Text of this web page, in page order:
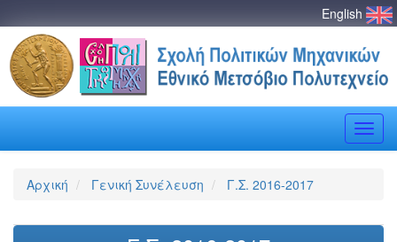
English
Toggle
Αρχική Γενική Συνέλευση Γ.Σ. 2016-2017